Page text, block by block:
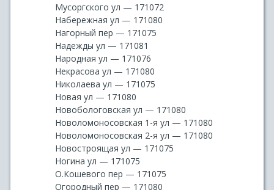
Мусоргского ул — 171072
Набережная ул — 171080
Нагорный пер — 171075
Надежды ул — 171081
Народная ул — 171076
Некрасова ул — 171080
Николаева ул — 171075
Новая ул — 171080
Новобологовская ул — 171080
Новоломоносовская 1-я ул — 171080
Новоломоносовская 2-я ул — 171080
Новостроящая ул — 171075
Ногина ул — 171075
О.Кошевого пер — 171075
Огородный пер — 171080